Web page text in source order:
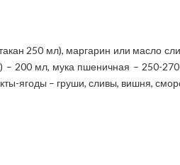
250 мл), маргарин или масло
200 мл, мука пшеничная – 250-270
ягоды – груши, сливы, вишня,